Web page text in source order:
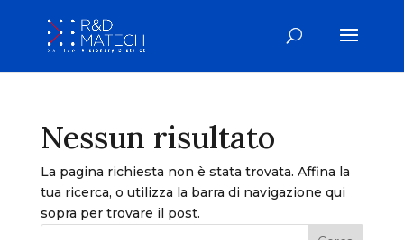
Nessun risultato
La pagina richiesta non è stata trovata. Affina la
tua ricerca, o utilizza la barra di navigazione qui
sopra per trovare il post.